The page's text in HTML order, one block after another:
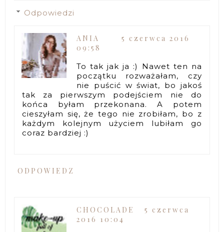
Odpowiedzi
ANIA
5 czerwca 2016
09:58
To tak jak ja :) Nawet ten na
początku rozważałam, czy
nie puścić w świat, bo jakoś
tak za pierwszym podejściem nie do
końca byłam przekonana. A potem
cieszyłam się, że tego nie zrobiłam, bo z
każdym kolejnym użyciem lubiłam go
coraz bardziej :)
ODPOWIEDZ
CHOCOLADE
5 czerwca
2016 10:04